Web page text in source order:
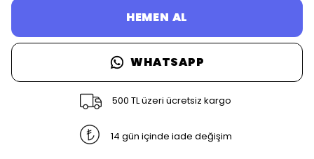
HEMEN AL
WHATSAPP
500 TL üzeri ücretsiz kargo
14 gün içinde iade değişim